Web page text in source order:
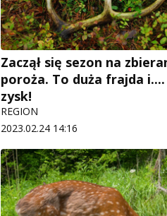
Zaczął się sezon na
poroża. To duża frajda
zysk!
REGION
2023.02.24 14:16